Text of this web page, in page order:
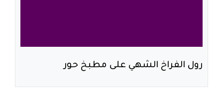
رول الفراخ الشهي على مطبخ حور